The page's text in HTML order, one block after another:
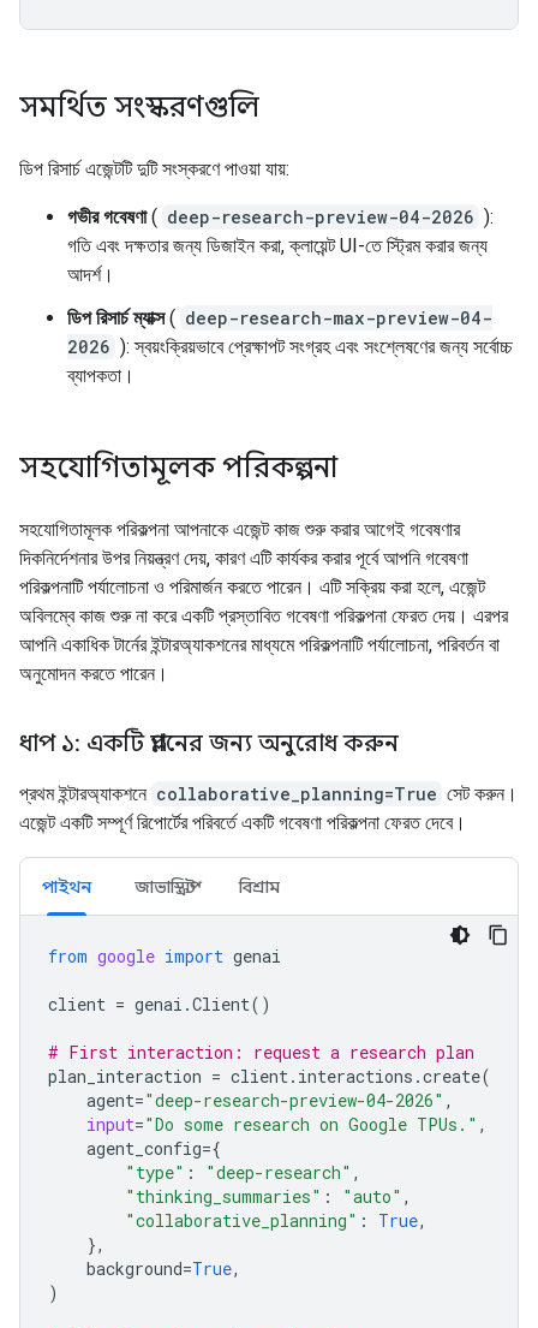
সমর্থিত সংস্করণগুলি
ডিপ রিসার্চ এজেন্টটি দুটি সংস্করণে পাওয়া যায়:
গভীর গবেষণা( deep-research-preview-04-2026 ):
গতি এবং দক্ষতার জন্য ডিজাইন করা, ক্লায়েন্ট UI-তে স্ট্রিম করার জন্য
আদর্শ।
ডিপ রিসার্চ ম্যাক্স( deep-research-max-preview-04-
2026 ): স্বয়ংক্রিয়ভাবে প্রেক্ষাপট সংগ্রহ এবং সংশ্লেষণের জন্য সর্বোচ্চ
ব্যাপকতা।
সহযোগিতামূলক পরিকল্পনা
সহযোগিতামূলক পরিকল্পনা আপনাকে এজেন্ট কাজ শুরু করার আগেই গবেষণার
দিকনির্দেশনার উপর নিয়ন্ত্রণ দেয়, কারণ এটি কার্যকর করার পূর্বে আপনি গবেষণা
পরিকল্পনাটি পর্যালোচনা ও পরিমার্জন করতে পারেন। এটি সক্রিয় করা হলে, এজেন্ট
অবিলম্বে কাজ শুরু না করে একটি প্রস্তাবিত গবেষণা পরিকল্পনা ফেরত দেয়। এরপর
আপনি একাধিক টার্নের ইন্টারঅ্যাকশনের মাধ্যমে পরিকল্পনাটি পর্যালোচনা, পরিবর্তন বা
অনুমোদন করতে পারেন।
ধাপ ১: একটি প্ল্যানের জন্য অনুরোধ করুন
প্রথম ইন্টারঅ্যাকশনে collaborative_planning=True সেট করুন।
এজেন্ট একটি সম্পূর্ণ রিপোর্টের পরিবর্তে একটি গবেষণা পরিকল্পনা ফেরত দেবে।
পাইথন জাভাস্ক্রিপ্ট বিশ্রাম
from google import genai
client = genai .Client()
# First interaction: request a research plan
plan_interaction = client. interactions .create(
agent="deep-research-preview-04-2026" ,
input="Do some research on Google TPUs." ,
agent_config={
"type" : "deep-research" ,
"thinking_summaries" : "auto" ,
"collaborative_planning" : True,
},
background=True,
)